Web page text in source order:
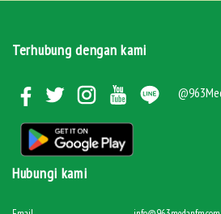
Terhubung dengan kami
Hubungi kami